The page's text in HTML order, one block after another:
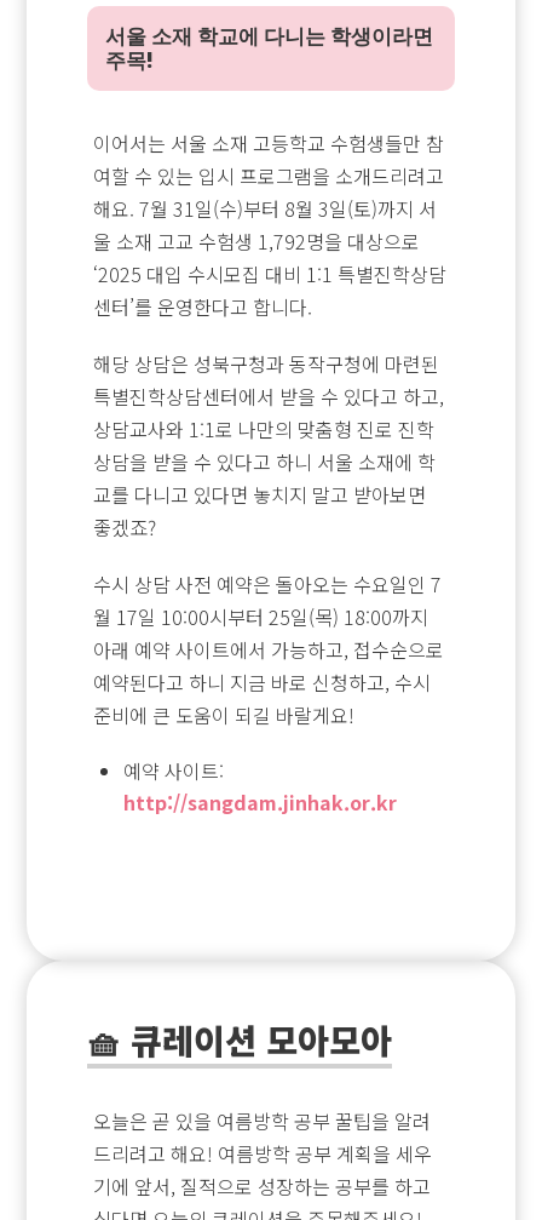
서울 소재 학교에 다니는 학생이라면
주목!
이어서는 서울 소재 고등학교 수험생들만 참
여할 수 있는 입시 프로그램을 소개드리려고
해요. 7월 31일(수)부터 8월 3일(토)까지 서
울 소재 고교 수험생 1,792명을 대상으로
‘2025 대입 수시모집 대비 1:1 특별진학상담
센터’를 운영한다고 합니다.
해당 상담은 성북구청과 동작구청에 마련된
특별진학상담센터에서 받을 수 있다고 하고,
상담교사와 1:1로 나만의 맞춤형 진로 진학
상담을 받을 수 있다고 하니 서울 소재에 학
교를 다니고 있다면 놓치지 말고 받아보면
좋겠죠?
수시 상담 사전 예약은 돌아오는 수요일인 7
월 17일 10:00시부터 25일(목) 18:00까지
아래 예약 사이트에서 가능하고, 접수순으로
예약된다고 하니 지금 바로 신청하고, 수시
준비에 큰 도움이 되길 바랄게요!
예약 사이트:
http://sangdam.jinhak.or.kr
🧺 큐레이션 모아모아
오늘은 곧 있을 여름방학 공부 꿀팁을 알려
드리려고 해요! 여름방학 공부 계획을 세우
기에 앞서, 질적으로 성장하는 공부를 하고